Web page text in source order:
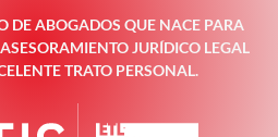
DE ABOGADOS QUE NACE PARA
JURÍDICO LEGAL
TRATO PERSONAL.